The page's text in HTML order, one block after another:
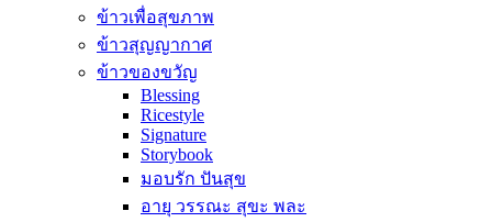
ข้าวเพื่อสุขภาพ
ข้าวสุญญากาศ
ข้าวของขวัญ
Blessing
Ricestyle
Signature
Storybook
มอบรัก ปันสุข
อายุ วรรณะ สุขะ พละ